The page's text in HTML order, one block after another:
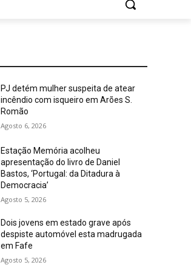
PJ detém mulher suspeita de atear
incêndio com isqueiro em Arões S.
Romão
Agosto 6, 2026
Estação Memória acolheu
apresentação do livro de Daniel
Bastos, ‘Portugal: da Ditadura à
Democracia’
Agosto 5, 2026
Dois jovens em estado grave após
despiste automóvel esta madrugada
em Fafe
Agosto 5, 2026